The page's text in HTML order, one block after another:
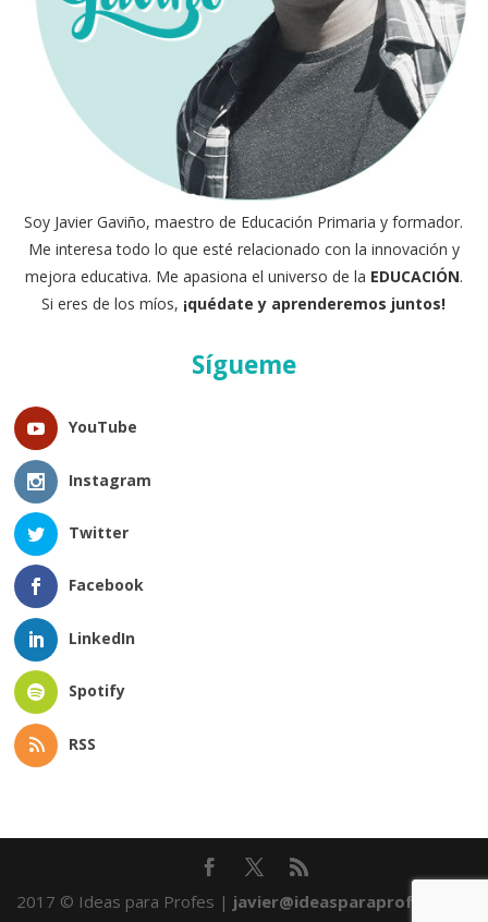
Soy Javier Gaviño, maestro de Educación Primaria y formador.
Me interesa todo lo que esté relacionado con la innovación y
mejora educativa. Me apasiona el universo de la EDUCACIÓN.
Si eres de los míos, ¡quédate y aprenderemos juntos!
Sígueme
YouTube
Instagram
Twitter
Facebook
LinkedIn
Spotify
RSS
2017 © Ideas para Profes | javier@ideasparaprofes.com